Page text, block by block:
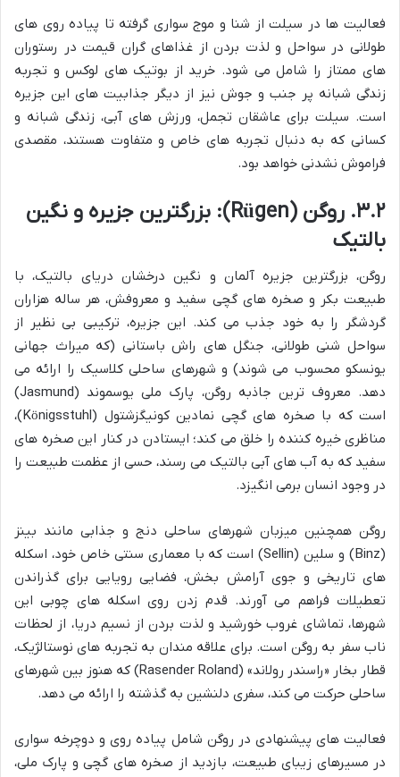
فعالیت ها در سیلت از شنا و موج سواری گرفته تا پیاده روی های
طولانی در سواحل و لذت بردن از غذاهای گران قیمت در رستوران
های ممتاز را شامل می شود. خرید از بوتیک های لوکس و تجربه
زندگی شبانه پر جنب و جوش نیز از دیگر جذابیت های این جزیره
است. سیلت برای عاشقان تجمل، ورزش های آبی، زندگی شبانه و
کسانی که به دنبال تجربه های خاص و متفاوت هستند، مقصدی
فراموش نشدنی خواهد بود.
۳.۲. روگن (Rügen): بزرگترین جزیره و نگین
بالتیک
روگن، بزرگترین جزیره آلمان و نگین درخشان دریای بالتیک، با
طبیعت بکر و صخره های گچی سفید و معروفش، هر ساله هزاران
گردشگر را به خود جذب می کند. این جزیره، ترکیبی بی نظیر از
سواحل شنی طولانی، جنگل های راش باستانی (که میراث جهانی
یونسکو محسوب می شوند) و شهرهای ساحلی کلاسیک را ارائه می
دهد. معروف ترین جاذبه روگن، پارک ملی یوسموند (Jasmund)
است که با صخره های گچی نمادین کونیگزشتول (Königsstuhl)،
مناظری خیره کننده را خلق می کند؛ ایستادن در کنار این صخره های
سفید که به آب های آبی بالتیک می رسند، حسی از عظمت طبیعت را
در وجود انسان برمی انگیزد.
روگن همچنین میزبان شهرهای ساحلی دنج و جذابی مانند بینز
(Binz) و سلین (Sellin) است که با معماری سنتی خاص خود، اسکله
های تاریخی و جوی آرامش بخش، فضایی رویایی برای گذراندن
تعطیلات فراهم می آورند. قدم زدن روی اسکله های چوبی این
شهرها، تماشای غروب خورشید و لذت بردن از نسیم دریا، از لحظات
ناب سفر به روگن است. برای علاقه مندان به تجربه های نوستالژیک،
قطار بخار «راسندر رولاند» (Rasender Roland) که هنوز بین شهرهای
ساحلی حرکت می کند، سفری دلنشین به گذشته را ارائه می دهد.
فعالیت های پیشنهادی در روگن شامل پیاده روی و دوچرخه سواری
در مسیرهای زیبای طبیعت، بازدید از صخره های گچی و پارک ملی،